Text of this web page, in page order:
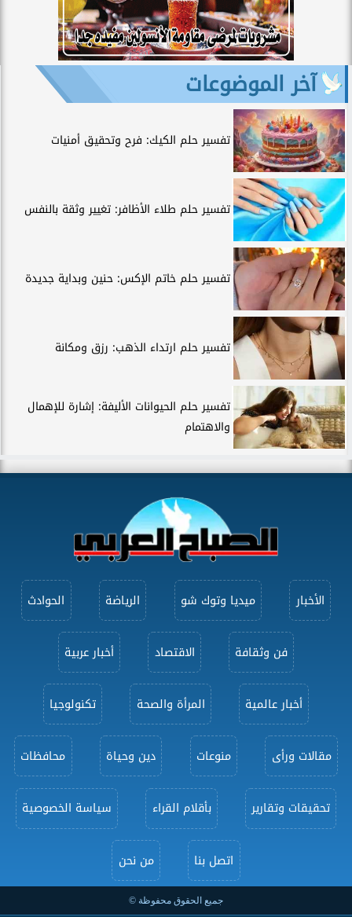
آخر الموضوعات
تفسير حلم الكيك: فرح وتحقيق أمنيات
تفسير حلم طلاء الأظافر: تغيير وثقة بالنفس
تفسير حلم خاتم الإكس: حنين وبداية جديدة
تفسير حلم ارتداء الذهب: رزق ومكانة
تفسير حلم الحيوانات الأليفة: إشارة للإهمال
والاهتمام
الأخبار ميديا وتوك شو الرياضة الحوادث
فن وثقافة الاقتصاد أخبار عربية
أخبار عالمية المرأة والصحة تكنولوجيا
مقالات ورأى منوعات دين وحياة محافظات
تحقيقات وتقارير بأقلام القراء سياسة الخصوصية
اتصل بنا من نحن
جميع الحقوق محفوظة ©